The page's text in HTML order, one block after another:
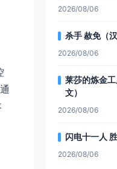
2026/08/06
杀手 赦免（
2026/08/06
莱莎的炼金
文）
2026/08/06
闪电十一人
2026/08/06